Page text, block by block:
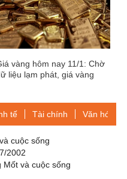
vàng hôm nay 11/1: Chờ
liệu lạm phát, giá vàng
tế Tài chính Văn hóa-
cuộc sống
2002
Mốt và cuộc sống